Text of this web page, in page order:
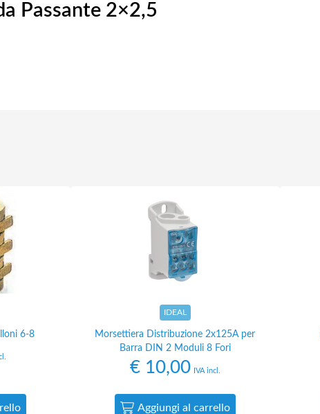
Passante 2×2,5
6-8
IDEAL
Morsettiera Distribuzione 2x125A per
Barra DIN 2 Moduli 8 Fori
€10,00 IVA incl.
Aggiungi al carrello